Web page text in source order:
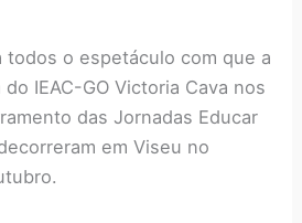
todos o espetáculo com que a
IEAC-GO Victoria Cava nos
das Jornadas Educar
em Viseu no